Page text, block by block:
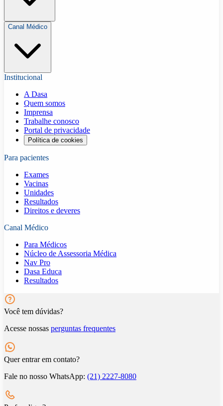
Canal Médico
Institucional
A Dasa
Quem somos
Imprensa
Trabalhe conosco
Portal de privacidade
Política de cookies
Para pacientes
Exames
Vacinas
Unidades
Resultados
Direitos e deveres
Canal Médico
Para Médicos
Núcleo de Assessoria Médica
Nav Pro
Dasa Educa
Resultados
Você tem dúvidas?
Acesse nossas perguntas frequentes
Quer entrar em contato?
Fale no nosso WhatsApp: (21) 2227-8080